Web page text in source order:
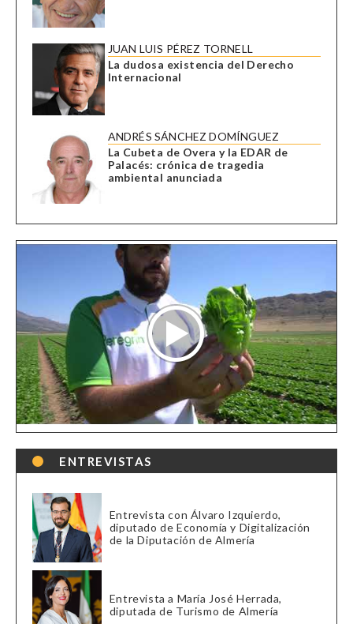
JUAN LUIS PÉREZ TORNELL
La dudosa existencia del Derecho
Internacional
ANDRÉS SÁNCHEZ DOMÍNGUEZ
La Cubeta de Overa y la EDAR de
Palacés: crónica de tragedia
ambiental anunciada
ENTREVISTAS
Entrevista con Álvaro Izquierdo,
diputado de Economía y Digitalización
de la Diputación de Almería
Entrevista a María José Herrada,
diputada de Turismo de Almería